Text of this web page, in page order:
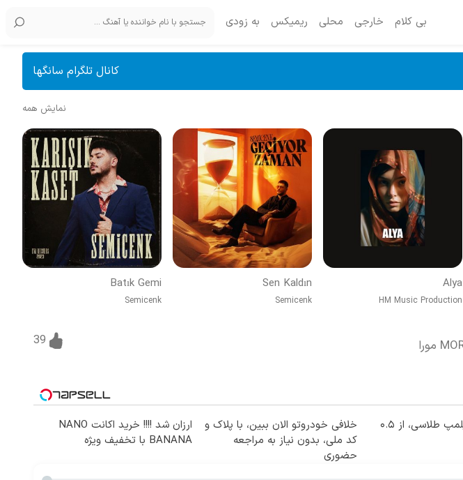
بی کلام خارجی محلی ریمیکس به زودی
کانال تلگرام سانگها
نمایش همه
Alya
HM Music Production
Sen Kaldın
Semicenk
Batık Gemi
Semicenk
39
خرید شمش پلمپ طلاسی، از ۰.۵
خلافی خودروتو الان ببین، با پلاک و
کد ملی، بدون نیاز به مراجعه
حضوری
ارزان شد !!!! خرید اکانت NANO
BANANA با تخفیف ویژه